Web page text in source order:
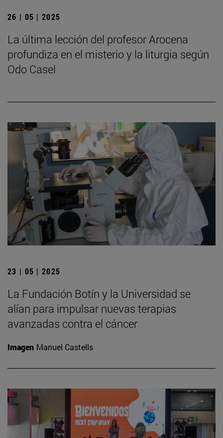
26 | 05 | 2025
La última lección del profesor Arocena
profundiza en el misterio y la liturgia según
Odo Casel
23 | 05 | 2025
La Fundación Botín y la Universidad se
alían para impulsar nuevas terapias
avanzadas contra el cáncer
Imagen Manuel Castells